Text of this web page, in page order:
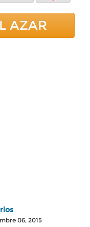
AZAR
06, 2015